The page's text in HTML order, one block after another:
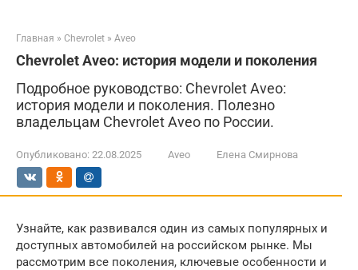
Главная » Chevrolet » Aveo
Chevrolet Aveo: история модели и поколения
Подробное руководство: Chevrolet Aveo:
история модели и поколения. Полезно
владельцам Chevrolet Aveo по России.
Опубликовано: 22.08.2025 Aveo Елена Смирнова
Узнайте, как развивался один из самых популярных и
доступных автомобилей на российском рынке. Мы
рассмотрим все поколения, ключевые особенности и